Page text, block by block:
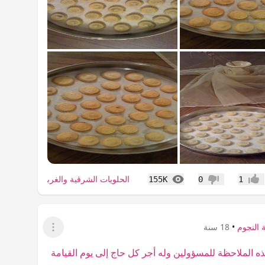
إعجاب1 عدم إعجاب
0
155K
المشاهدات الحلويات الشرقية والغربية
النجوم • 18 سنة
عرض القائمة
الملاحظة للمسؤولين وله أجر كل حاج إلى يوم القيامة